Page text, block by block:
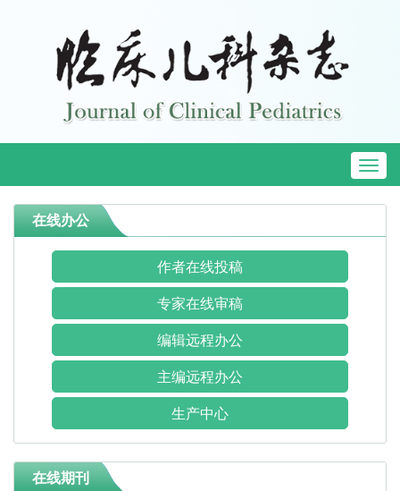
在线办公
作者在线投稿
专家在线审稿
编辑远程办公
主编远程办公
生产中心
在线期刊